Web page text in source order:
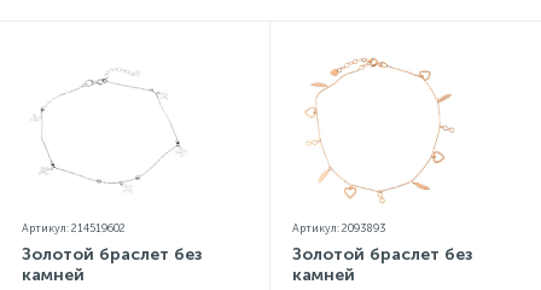
Артикул: 214519602
Золотой браслет без
камней
Артикул: 2093893
Золотой браслет без
камней